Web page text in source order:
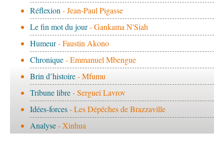
Réflexion- Jean-Paul Pigasse
Le fin mot du jour- Gankama N'Siah
Humeur- Faustin Akono
Chronique- Emmanuel Mbengue
Brin d’histoire- Mfumu
Tribune libre- Sergueï Lavrov
Idées-forces- Les Dépêches de Brazzaville
Analyse- Xinhua